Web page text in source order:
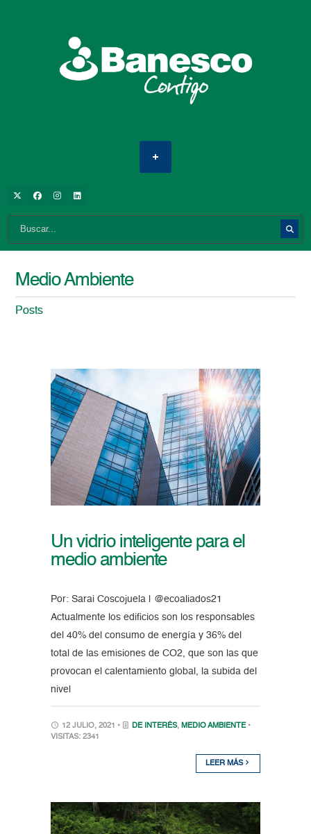
Medio Ambiente
Posts
Un vidrio inteligente para el
medio ambiente
Por: Sarai Coscojuela | @ecoaliados21
Actualmente los edificios son los responsables
del 40% del consumo de energía y 36% del
total de las emisiones de CO2, que son las que
provocan el calentamiento global, la subida del
nivel
12 JULIO, 2021 • DE INTERÉS, MEDIO AMBIENTE •
VISITAS: 2341
LEER MÁS